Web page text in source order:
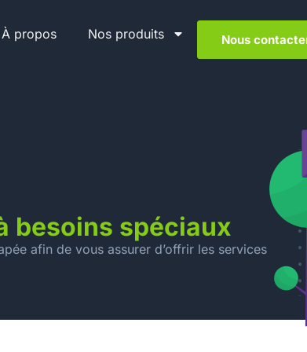
À propos Nos produits Nous
besoins spéciaux
afin de vous assurer d’offrir les services